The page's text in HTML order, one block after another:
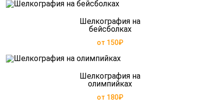
Шелкография на
бейсболках
от 150₽
Шелкография на
олимпийках
от 180₽